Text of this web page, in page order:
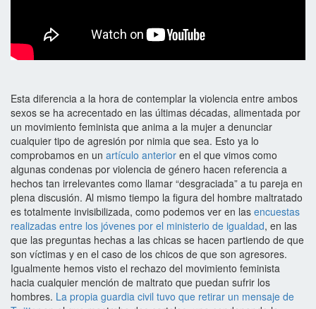
Esta diferencia a la hora de contemplar la violencia entre ambos
sexos se ha acrecentado en las últimas décadas, alimentada por
un movimiento feminista que anima a la mujer a denunciar
cualquier tipo de agresión por nimia que sea. Esto ya lo
comprobamos en un artículo anterior en el que vimos como
algunas condenas por violencia de género hacen referencia a
hechos tan irrelevantes como llamar “desgraciada” a tu pareja en
plena discusión. Al mismo tiempo la figura del hombre maltratado
es totalmente invisibilizada, como podemos ver en las encuestas
realizadas entre los jóvenes por el ministerio de igualdad, en las
que las preguntas hechas a las chicas se hacen partiendo de que
son víctimas y en el caso de los chicos de que son agresores.
Igualmente hemos visto el rechazo del movimiento feminista
hacia cualquier mención de maltrato que puedan sufrir los
hombres. La propia guardia civil tuvo que retirar un mensaje de